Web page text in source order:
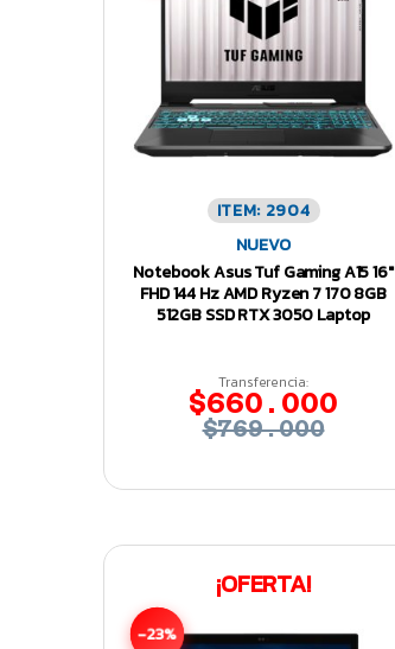
ITEM: 2904
NUEVO
Notebook Asus Tuf Gaming A15 16″
FHD 144 Hz AMD Ryzen 7 170 8GB
512GB SSD RTX 3050 Laptop
Transferencia:
$660.000
$769.000
¡OFERTA!
-23%